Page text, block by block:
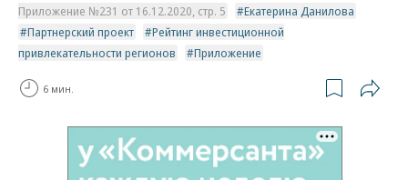
Приложение №231 от 16.12.2020, стр. 5
Екатерина Данилова
Партнерский проект
Рейтинг инвестиционной
привлекательности регионов
Приложение
6 мин.